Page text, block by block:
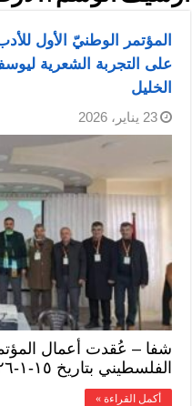
المؤتمر الوطنيّ الأول
على التجربة الشعرية
الخليل
23 يناير، 2026
شفا – عُقدت أعمال
الفلسطيني بتاريخ ١٥-١-٢٠٢٦م، في بلدة إذنا غرب …
أكمل القراءة »